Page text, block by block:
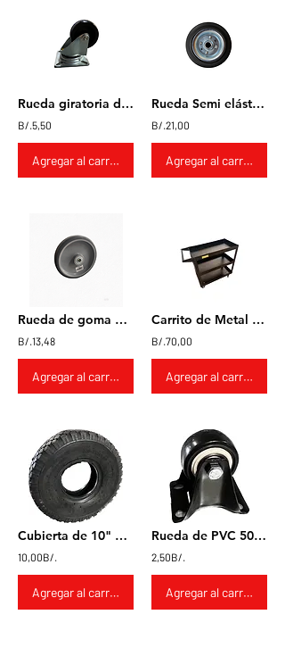
Rueda giratoria de nylon 2x1"
B/.5,50
Agregar al carrito
Rueda Semi elástica 8x2
B/.21,00
Agregar al carrito
Rueda de goma 6x1
B/.13,48
Agregar al carrito
Carrito de Metal 3 niveles
B/.70,00
Agregar al carrito
Cubierta de 10" 260X85 MM
10,00B/.
Agregar al carrito
Rueda de PVC 50x24 Fija
2,50B/.
Agregar al carrito